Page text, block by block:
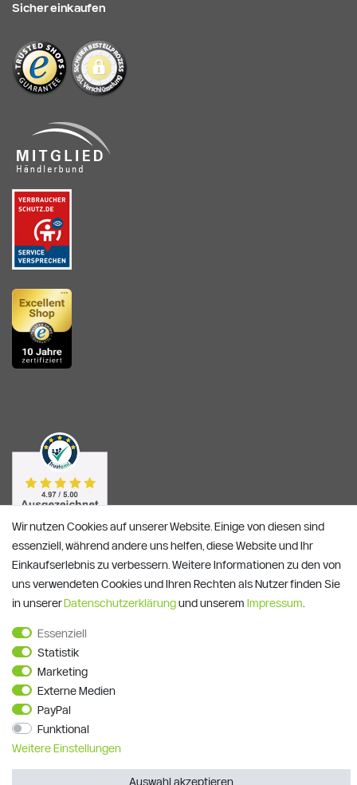
Sicher einkaufen
Alle Preise verstehen sich inkl. ges. MwSt. und zzgl.
© Copyright 2026 | Alle Rechte vorbehalten.
Wir nutzen Cookies auf unserer Website. Einige von diesen sind
essenziell, während andere uns helfen, diese Website und Ihr
Einkaufserlebnis zu verbessern. Weitere Informationen zu den von
uns verwendeten Cookies und Ihren Rechten als Nutzer finden Sie
in unsererDaten­schutz­erklärungund unserem Impressum
Essenziell
Statistik
Marketing
Externe Medien
PayPal
Funktional
Weitere Einstellungen
Auswahl akzeptieren